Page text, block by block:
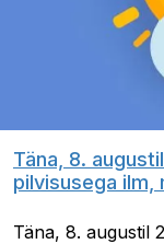
Täna, 8.
pilvisusega ilm,
Täna, 8. augustil